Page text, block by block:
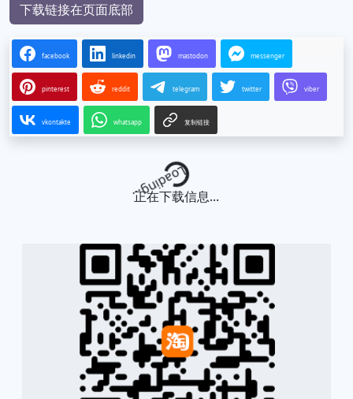
下载链接在页面底部
facebook linkedin mastodon messenger
pinterest reddit telegram twitter viber
vkontakte whatsapp 复制链接
Loading...
正在下载信息...